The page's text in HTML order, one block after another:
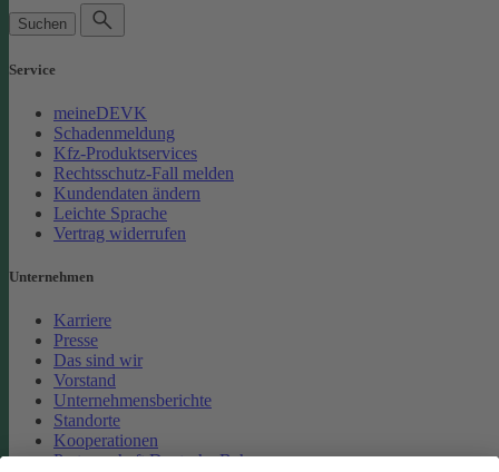
Suchen
Service
meineDEVK
Schadenmeldung
Kfz-Produktservices
Rechtsschutz-Fall melden
Kundendaten ändern
Leichte Sprache
Vertrag widerrufen
Unternehmen
Karriere
Presse
Das sind wir
Vorstand
Unternehmensberichte
Standorte
Kooperationen
Partnerschaft Deutsche Bahn